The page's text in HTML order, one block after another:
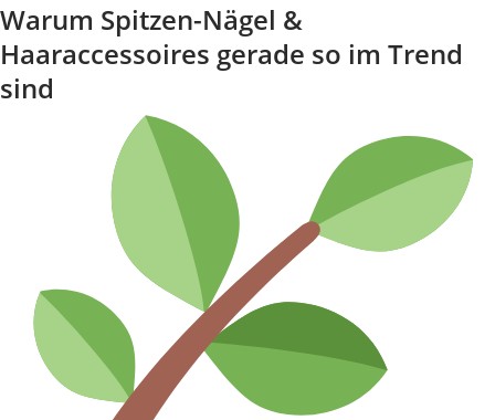
Warum Spitzen-Nägel &
Haaraccessoires gerade so im Trend
sind